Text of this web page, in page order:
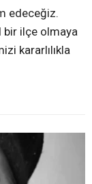
edeceğiz.
bir ilçe olmaya
kararlılıkla